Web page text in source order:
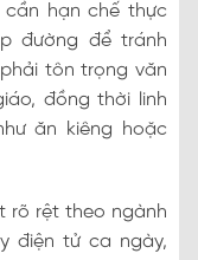
cần hạn chế thực
đường để tránh
tôn trọng văn
đồng thời linh
ăn kiêng hoặc
rõ rệt theo ngành
điện tử ca ngày,